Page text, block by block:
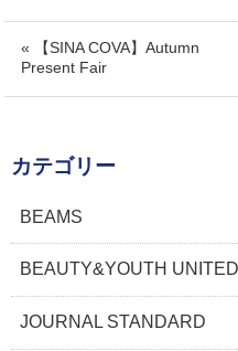
« 【SINA COVA】Autumn
Present Fair
カテゴリー
BEAMS
BEAUTY&YOUTH
JOURNAL STANDARD